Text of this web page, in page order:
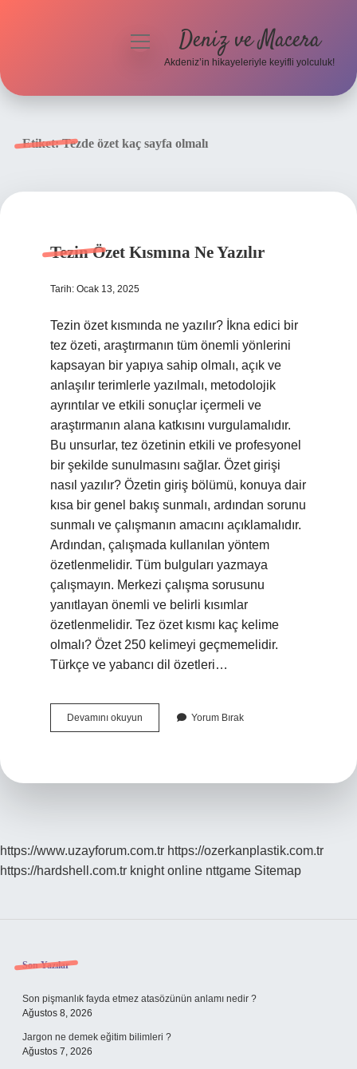
menüyü Deniz ve Macera
Akdeniz’in hikayeleriyle keyifli yolculuk!
Etiket:Tezde özet kaç sayfa olmalı
Tezin Özet Kısmına Ne Yazılır
Tarih: Ocak 13, 2025
Tezin özet kısmında ne yazılır? İkna edici bir
tez özeti, araştırmanın tüm önemli yönlerini
kapsayan bir yapıya sahip olmalı, açık ve
anlaşılır terimlerle yazılmalı, metodolojik
ayrıntılar ve etkili sonuçlar içermeli ve
araştırmanın alana katkısını vurgulamalıdır.
Bu unsurlar, tez özetinin etkili ve profesyonel
bir şekilde sunulmasını sağlar. Özet girişi
nasıl yazılır? Özetin giriş bölümü, konuya dair
kısa bir genel bakış sunmalı, ardından sorunu
sunmalı ve çalışmanın amacını açıklamalıdır.
Ardından, çalışmada kullanılan yöntem
özetlenmelidir. Tüm bulguları yazmaya
çalışmayın. Merkezi çalışma sorusunu
yanıtlayan önemli ve belirli kısımlar
özetlenmelidir. Tez özet kısmı kaç kelime
olmalı? Özet 250 kelimeyi geçmemelidir.
Türkçe ve yabancı dil özetleri…
Devamını okuyun
Özet
Yorum Bırak
https://www.uzayforum.com.tr https://ozerkanplastik.com.tr
https://hardshell.com.tr knight online nttgame Sitemap
Sidebar
Son Yazılar
Son pişmanlık fayda etmez atasözünün anlamı nedir ?
Ağustos 8, 2026
Jargon ne demek eğitim bilimleri ?
Ağustos 7, 2026